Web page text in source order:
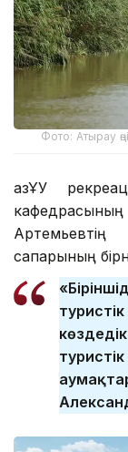
Фото: Атырау
ҚазҰУ
сапарының